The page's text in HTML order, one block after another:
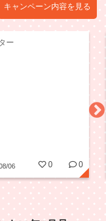
キャンペーン内容を見る
ー
06 0 0